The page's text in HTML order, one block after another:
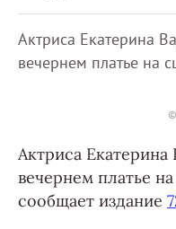
Актриса Екатерина
вечернем платье на
Актриса Екатерина
вечернем платье
сообщает издание